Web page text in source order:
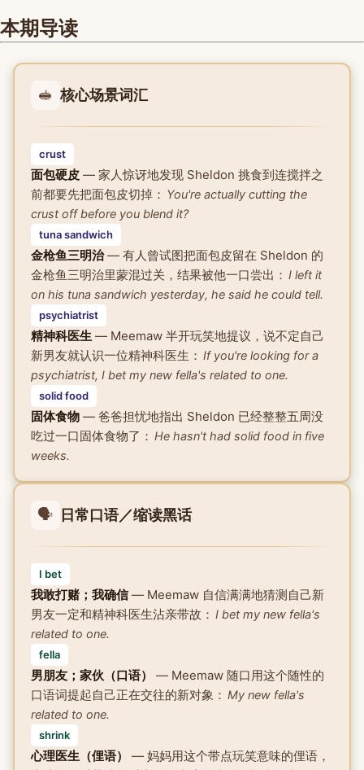
本期导读
🥪 核心场景词汇
crust
面包硬皮— 家人惊讶地发现 Sheldon 挑食到连搅拌之
前都要先把面包皮切掉： You're actually cutting the
crust off before you blend it?
tuna sandwich
金枪鱼三明治— 有人曾试图把面包皮留在 Sheldon 的
金枪鱼三明治里蒙混过关，结果被他一口尝出： I left it
on his tuna sandwich yesterday, he said he could tell.
psychiatrist
精神科医生 — Meemaw 半开玩笑地提议，说不定自己
新男友就认识一位精神科医生： If you're looking for a
psychiatrist, I bet my new fella's related to one.
solid food
固体食物— 爸爸担忧地指出 Sheldon 已经整整五周没
吃过一口固体食物了： He hasn't had solid food in five
weeks.
🗣️ 日常口语／缩读黑话
I bet
我敢打赌；我确信— Meemaw 自信满满地猜测自己新
男友一定和精神科医生沾亲带故： I bet my new fella's
related to one.
fella
男朋友；家伙（口语）
— Meemaw 随口用这个随性的
口语词提起自己正在交往的新对象： My new fella's
related to one.
shrink
心理医生（俚语）
— 妈妈用这个带点玩笑意味的俚语，